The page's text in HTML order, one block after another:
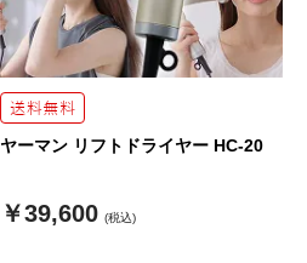
ヤーマン リフトドライヤー HC-20
￥39,600 (税込)